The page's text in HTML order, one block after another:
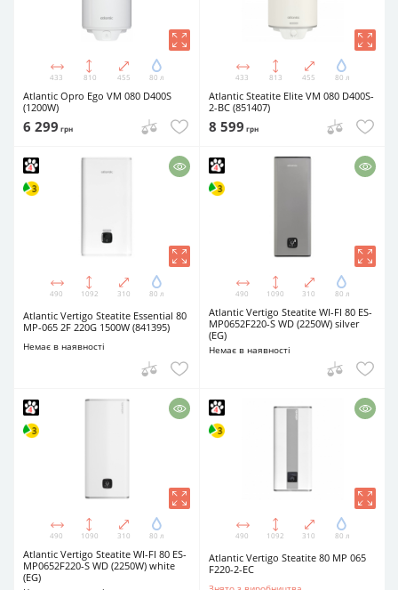
433 810 455 80 л
Atlantic Opro Ego VM 080 D400S
(1200W)
6 299 грн
433 813 455 80 л
Atlantic Steatite Elite VM 080 D400S-
2-BC (851407)
8 599 грн
490 1092 310 80 л
Atlantic Vertigo Steatite Essential 80
MP-065 2F 220G 1500W (841395)
Немає в наявності
490 1090 310 80 л
Atlantic Vertigo Steatite WI-FI 80 ES-
MP0652F220-S WD (2250W) silver
(EG)
Немає в наявності
490 1090 310 80 л
Atlantic Vertigo Steatite WI-FI 80 ES-
MP0652F220-S WD (2250W) white
(EG)
490 1092 310 80 л
Atlantic Vertigo Steatite 80 MP 065
F220-2-EC